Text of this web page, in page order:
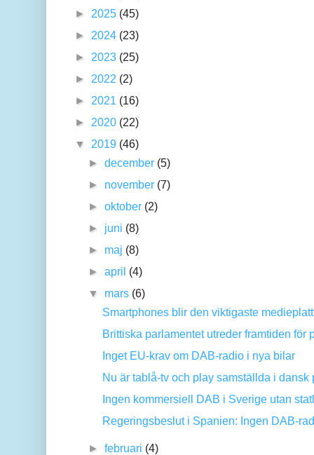
► 2025 (45)
► 2024 (23)
► 2023 (25)
► 2022 (2)
► 2021 (16)
► 2020 (22)
▼ 2019 (46)
►december (5)
► november (7)
►oktober (2)
► juni (8)
► maj (8)
►april (4)
▼ mars (6)
Smartphones blir den viktigaste
Brittiska parlamentet utreder framtiden för
Inget EU-krav om DAB-radio i nya bilar
Nu är tablå-tv och play samställda i dansk
Ingen kommersiell DAB i Sverige utan
Regeringsbeslut i Spanien: Ingen DAB-
►februari (4)